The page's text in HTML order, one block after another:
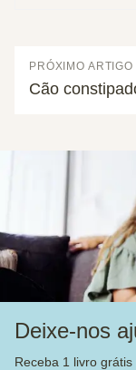
PRÓXIMO ARTIGO
Cão
Deixe-nos
Receba 1 livro